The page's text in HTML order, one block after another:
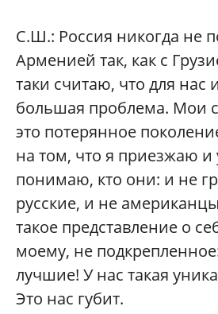
С.Ш.: Россия никогда не
Арменией так, как с
таки считаю, что для
большая проблема. Мои
это потерянное
на том, что я приезжаю и
понимаю, кто они: и не
русские, и не
такое представление о
моему, не
лучшие! У нас такая
Это нас губит.